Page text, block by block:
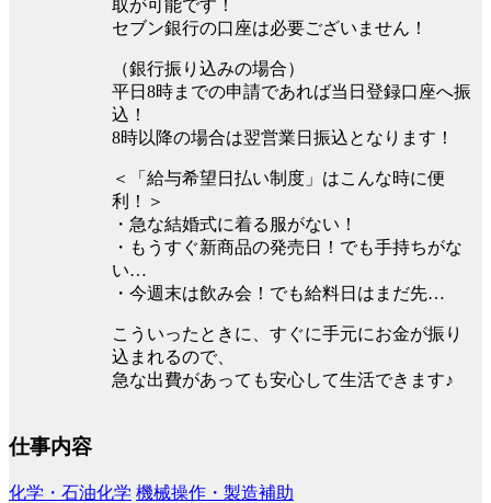
取が可能です！
セブン銀行の口座は必要ございません！
（銀行振り込みの場合）
平⽇8時までの申請であれば当⽇登録口座へ振
込！
8時以降の場合は翌営業⽇振込となります！
＜「給与希望日払い制度」はこんな時に便
利！＞
・急な結婚式に着る服がない！
・もうすぐ新商品の発売日！でも手持ちがな
い…
・今週末は飲み会！でも給料日はまだ先…
こういったときに、すぐに手元にお金が振り
込まれるので、
急な出費があっても安心して生活できます♪
仕事内容
化学・石油化学 機械操作・製造補助